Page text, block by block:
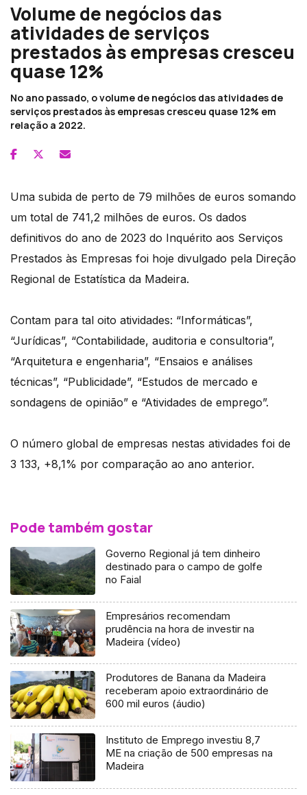
Volume de negócios das
atividades de serviços
prestados às empresas cresceu
quase 12%
No ano passado, o volume de negócios das atividades de
serviços prestados às empresas cresceu quase 12% em
relação a 2022.
Uma subida de perto de 79 milhões de euros somando
um total de 741,2 milhões de euros. Os dados
definitivos do ano de 2023 do Inquérito aos Serviços
Prestados às Empresas foi hoje divulgado pela Direção
Regional de Estatística da Madeira.
Contam para tal oito atividades: “Informáticas”,
“Jurídicas”, “Contabilidade, auditoria e consultoria”,
“Arquitetura e engenharia”, “Ensaios e análises
técnicas”, “Publicidade”, “Estudos de mercado e
sondagens de opinião” e “Atividades de emprego”.
O número global de empresas nestas atividades foi de
3 133, +8,1% por comparação ao ano anterior.
Pode também gostar
Governo Regional já tem dinheiro
destinado para o campo de golfe
no Faial
Empresários recomendam
prudência na hora de investir na
Madeira (vídeo)
Produtores de Banana da Madeira
receberam apoio extraordinário de
600 mil euros (áudio)
Instituto de Emprego investiu 8,7
ME na criação de 500 empresas na
Madeira